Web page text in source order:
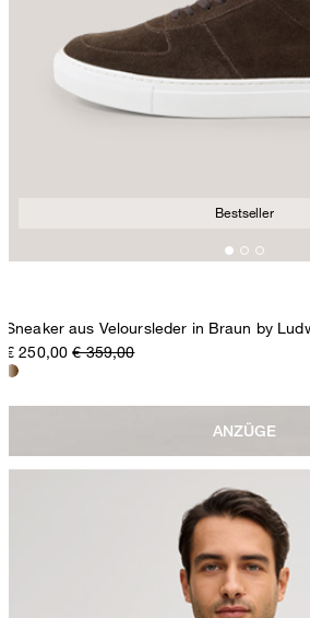
Bestseller
Sneaker aus Veloursleder in Braun by
€ 250,00 € 359,00
ANZÜGE